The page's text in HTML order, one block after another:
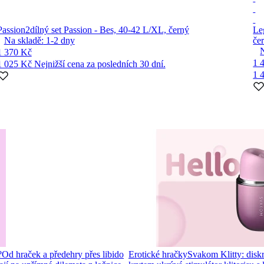
2dílný set Passion - Bes, 40-42 L/XL, černý
Na skladě: 1-2 dny
370 Kč
025 Kč Nejnižší cena za posledních 30 dní.
1
1
Od hraček a předehry přes libido Erotické hračkySvakom Klitty: